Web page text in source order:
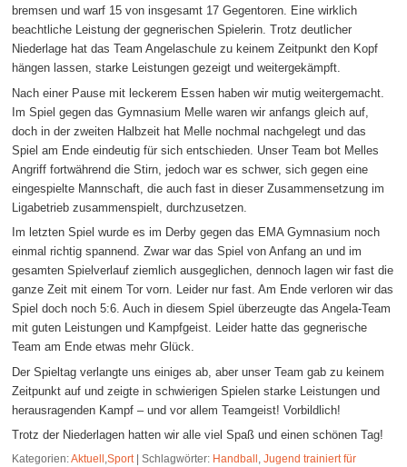
bremsen und warf 15 von insgesamt 17 Gegentoren. Eine wirklich
beachtliche Leistung der gegnerischen Spielerin. Trotz deutlicher
Niederlage hat das Team Angelaschule zu keinem Zeitpunkt den Kopf
hängen lassen, starke Leistungen gezeigt und weitergekämpft.
Nach einer Pause mit leckerem Essen haben wir mutig weitergemacht.
Im Spiel gegen das Gymnasium Melle waren wir anfangs gleich auf,
doch in der zweiten Halbzeit hat Melle nochmal nachgelegt und das
Spiel am Ende eindeutig für sich entschieden. Unser Team bot Melles
Angriff fortwährend die Stirn, jedoch war es schwer, sich gegen eine
eingespielte Mannschaft, die auch fast in dieser Zusammensetzung im
Ligabetrieb zusammenspielt, durchzusetzen.
Im letzten Spiel wurde es im Derby gegen das EMA Gymnasium noch
einmal richtig spannend. Zwar war das Spiel von Anfang an und im
gesamten Spielverlauf ziemlich ausgeglichen, dennoch lagen wir fast die
ganze Zeit mit einem Tor vorn. Leider nur fast. Am Ende verloren wir das
Spiel doch noch 5:6. Auch in diesem Spiel überzeugte das Angela-Team
mit guten Leistungen und Kampfgeist. Leider hatte das gegnerische
Team am Ende etwas mehr Glück.
Der Spieltag verlangte uns einiges ab, aber unser Team gab zu keinem
Zeitpunkt auf und zeigte in schwierigen Spielen starke Leistungen und
herausragenden Kampf – und vor allem Teamgeist! Vorbildlich!
Trotz der Niederlagen hatten wir alle viel Spaß und einen schönen Tag!
Kategorien:Aktuell ,Sport |Schlagwörter: Handball ,Jugend trainiert für